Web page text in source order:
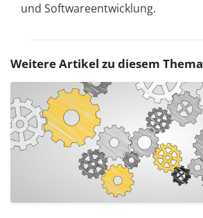
und Softwareentwicklung.
Weitere Artikel zu diesem Thema